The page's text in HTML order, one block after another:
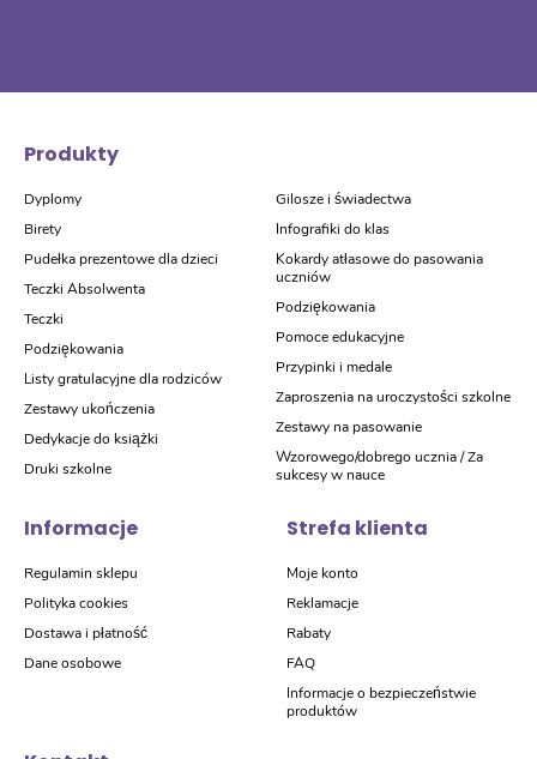
Produkty
Dyplomy
Birety
Pudełka prezentowe dla dzieci
Teczki Absolwenta
Teczki
Podziękowania
Listy gratulacyjne dla rodziców
Zestawy ukończenia
Dedykacje do książki
Druki szkolne
Gilosze i świadectwa
Infografiki do klas
Kokardy atłasowe do pasowania
uczniów
Podziękowania
Pomoce edukacyjne
Przypinki i medale
Zaproszenia na uroczystości szkolne
Zestawy na pasowanie
Wzorowego/dobrego ucznia / Za
sukcesy w nauce
Informacje
Regulamin sklepu
Polityka cookies
Dostawa i płatność
Dane osobowe
Strefa klienta
Moje konto
Reklamacje
Rabaty
FAQ
Informacje o bezpieczeństwie
produktów